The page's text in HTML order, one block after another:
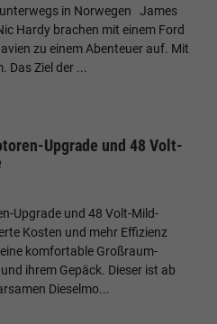
in Norwegen James
Hardy brachen mit einem Ford
zu einem Abenteuer auf. Mit
Das Ziel der ...
Upgrade und 48 Volt-
Upgrade und 48 Volt-Mild-
Kosten und mehr Effizienz
komfortable Großraum-
ihrem Gepäck. Dieser ist ab
Dieselmo...